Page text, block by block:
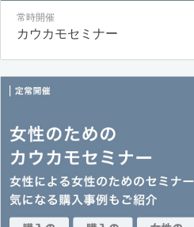
常時開催
カウカモセミナー